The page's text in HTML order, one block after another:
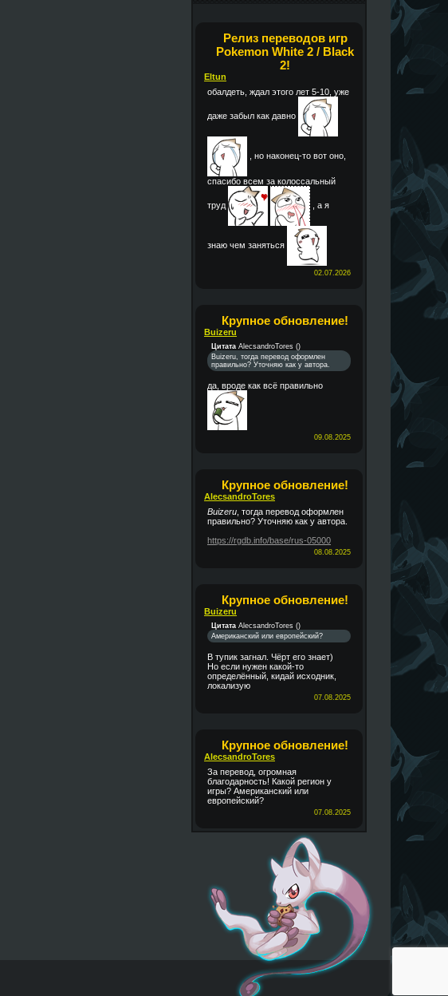
Релиз переводов игр
Pokemon White 2 / Black
2!
Eltun
обалдеть, ждал этого лет 5-10, уже
даже забыл как давно
, но наконец-то вот оно,
спасибо всем за колоссальный
труд , а я
знаю чем заняться
02.07.2026
Крупное обновление!
Buizeru
Цитата AlecsandroTores ()
Buizeru, тогда перевод оформлен
правильно? Уточняю как у автора.
да, вроде как всё правильно
09.08.2025
Крупное обновление!
AlecsandroTores
Buizeru , тогда перевод оформлен
правильно? Уточняю как у автора.
https://rgdb.info/base/rus-05000
08.08.2025
Крупное обновление!
Buizeru
Цитата AlecsandroTores ()
Американский или европейский?
В тупик загнал. Чёрт его знает)
Но если нужен какой-то
определённый, кидай исходник,
локализую
07.08.2025
Крупное обновление!
AlecsandroTores
За перевод, огромная
благодарность! Какой регион у
игры? Американский или
европейский?
07.08.2025